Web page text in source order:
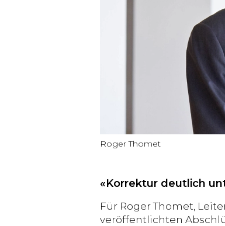
Roger Thomet
«Korrektur deutlich
Für Roger Thomet,
veröffentlichten